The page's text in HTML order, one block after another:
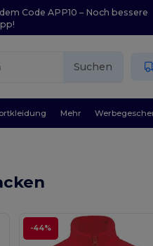
Code APP10 – Noch bessere
Suchen
Mehr
-44%